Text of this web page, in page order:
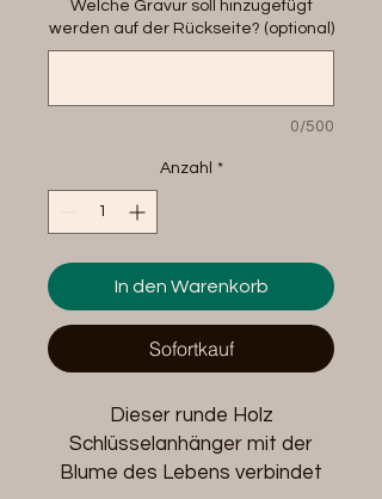
Welche Gravur soll hinzugefügt
werden auf der Rückseite? (optional)
0/500
Anzahl *
In den Warenkorb
Sofortkauf
Dieser runde Holz
Schlüsselanhänger mit der
Blume des Lebens verbindet